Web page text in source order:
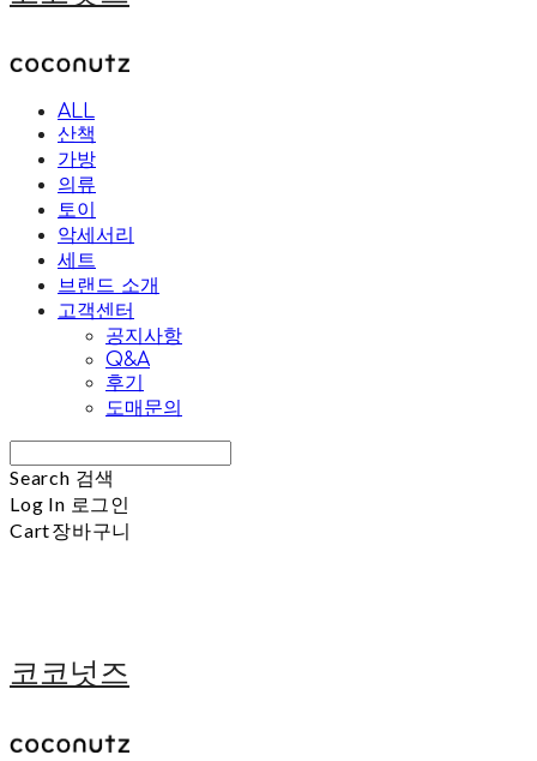
ALL
산책
가방
의류
토이
악세서리
세트
브랜드 소개
고객센터
공지사항
Q&A
후기
도매문의
Search 검색
Log In 로그인
Cart장바구니
코코넛즈